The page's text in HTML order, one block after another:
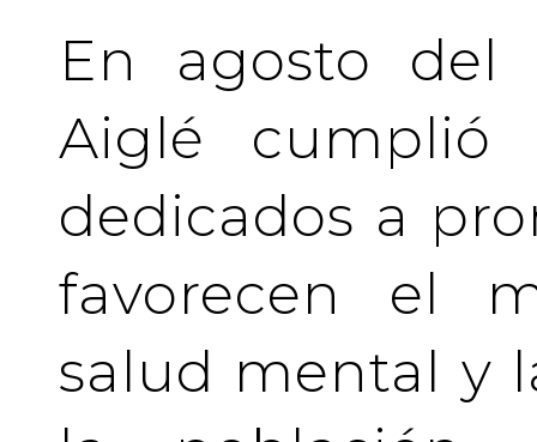
En agosto del
Aiglé
dedicados a
favorecen el
salud mental y